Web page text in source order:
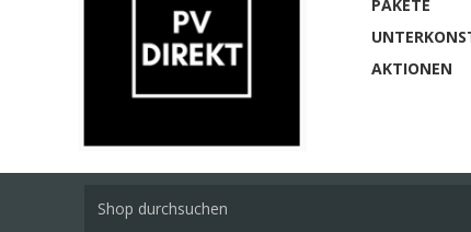
PAKETE
AKTIONEN